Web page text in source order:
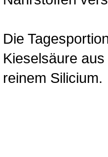
Die
Kieselsäure
reinem Silicium.